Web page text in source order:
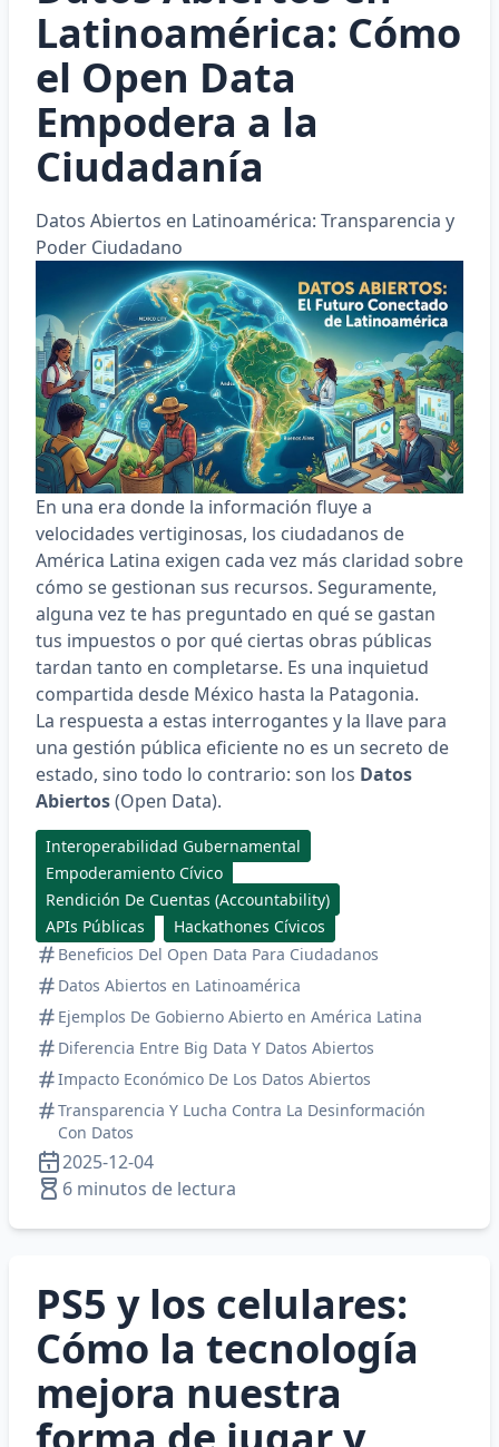
Latinoamérica: Cómo
el Open Data
Empodera a la
Ciudadanía
Datos Abiertos en Latinoamérica: Transparencia y
Poder Ciudadano
En una era donde la información fluye a
velocidades vertiginosas, los ciudadanos de
América Latina exigen cada vez más claridad sobre
cómo se gestionan sus recursos. Seguramente,
alguna vez te has preguntado en qué se gastan
tus impuestos o por qué ciertas obras públicas
tardan tanto en completarse. Es una inquietud
compartida desde México hasta la Patagonia.
La respuesta a estas interrogantes y la llave para
una gestión pública eficiente no es un secreto de
estado, sino todo lo contrario: son los Datos
Abiertos(Open Data).
Interoperabilidad Gubernamental
Empoderamiento Cívico
Rendición De Cuentas (Accountability)
APIs Públicas
Hackathones Cívicos
Beneficios Del Open Data Para Ciudadanos
Datos Abiertos en Latinoamérica
Ejemplos De Gobierno Abierto en América Latina
Diferencia Entre Big Data Y Datos Abiertos
Impacto Económico De Los Datos Abiertos
Transparencia Y Lucha Contra La Desinformación
Con Datos
2025-12-04
6 minutos de lectura
PS5 y los celulares:
Cómo la tecnología
mejora nuestra